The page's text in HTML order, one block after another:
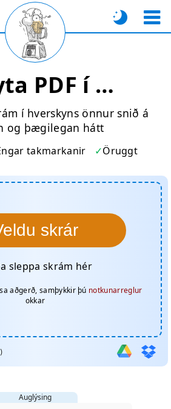
PDF í …
í hverskyns önnur snið á
og þægilegan hátt
takmarkanir Öruggt
skrár
sleppa skrám hér
aðgerð, samþykkir þú notkunarreglur
okkar
Auglýsing